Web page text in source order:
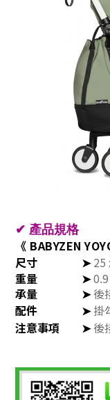
✔ 產品規格
《 BABYZEN
尺寸
➤25
重量
➤
承量
➤後
配件
➤掛
注意事項
➤後